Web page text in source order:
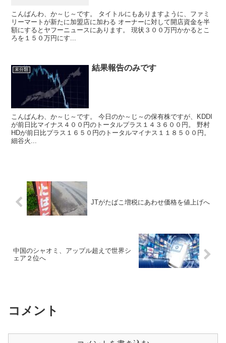
こんばんわ、か～じ～です。 タイトルにもありますように、ファミ
リーマートが新たに加盟店に加わる オーナーに対して開店資金を半
額にするとヤフーニュースにあります。 現状３００万円かかるとこ
ろを１５０万円にす...
未分類 結果報告のみです
こんばんわ、か～じ～です。 今日のか～じ～の保有株ですが、KDDI
が前日比マイナス４００円のトータルプラス１４３６００円。 野村
HDが前日比プラス１６５０円のトータルマイナス１１８５００円。
細谷火...
JTがたばこ増税にあわせ価格を値上げへ
中国のシャオミ、アップル超えで世界シ
ェア２位へ
コメント